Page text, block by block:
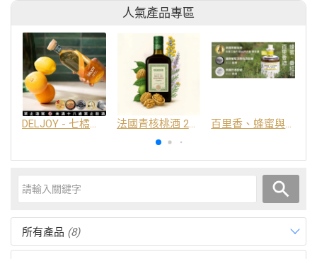
人氣產品專區
DELJOY - 七橘干邑利口酒 24% 法國青核桃酒 25% 百里香、蜂蜜與番紅花酒
所有產品 (8)